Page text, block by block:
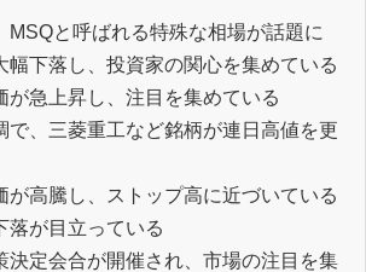
MSQと呼ばれる特殊な相場が話題に
幅下落し、投資家の関心を集めている
が急上昇し、注目を集めている
で、三菱重工など銘柄が連日高値を更
が高騰し、ストップ高に近づいている
落が目立っている
決定会合が開催され、市場の注目を集